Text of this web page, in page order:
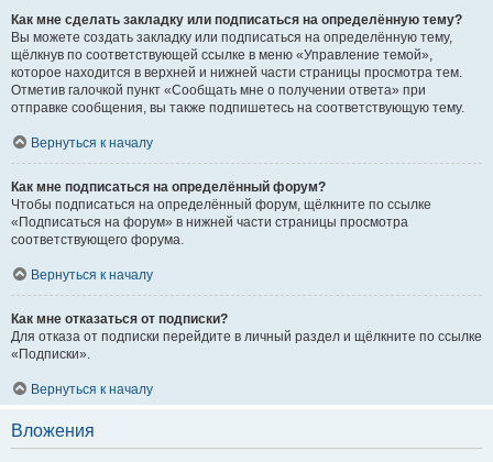
Как мне сделать закладку или подписаться на определённую тему?
Вы можете создать закладку или подписаться на определённую тему,
щёлкнув по соответствующей ссылке в меню «Управление темой»,
которое находится в верхней и нижней части страницы просмотра тем.
Отметив галочкой пункт «Сообщать мне о получении ответа» при
отправке сообщения, вы также подпишетесь на соответствующую тему.
Вернуться к началу
Как мне подписаться на определённый форум?
Чтобы подписаться на определённый форум, щёлкните по ссылке
«Подписаться на форум» в нижней части страницы просмотра
соответствующего форума.
Вернуться к началу
Как мне отказаться от подписки?
Для отказа от подписки перейдите в личный раздел и щёлкните по ссылке
«Подписки».
Вернуться к началу
Вложения